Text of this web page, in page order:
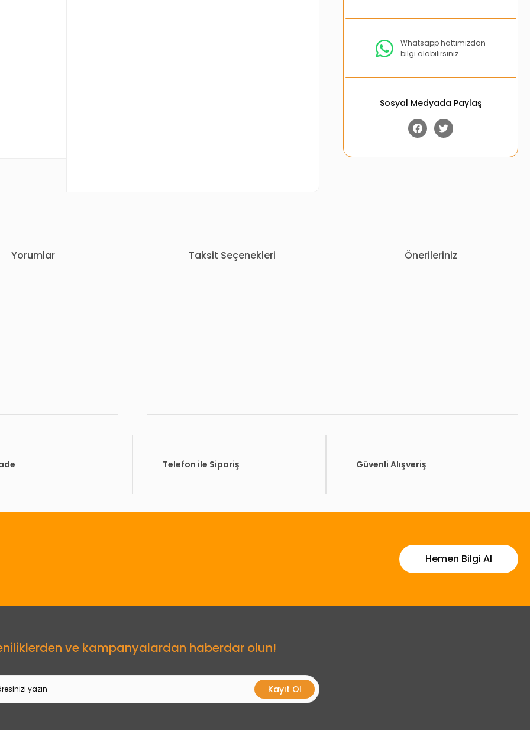
Whatsapp hattımızdan
bilgi alabilirsiniz
Sosyal Medyada Paylaş
Yorumlar Taksit Seçenekleri Önerileriniz
Gönder
Telefon ile Sipariş Güvenli Alışveriş
Hemen Bilgi Al
ve kampanyalardan haberdar olun!
Kayıt Ol